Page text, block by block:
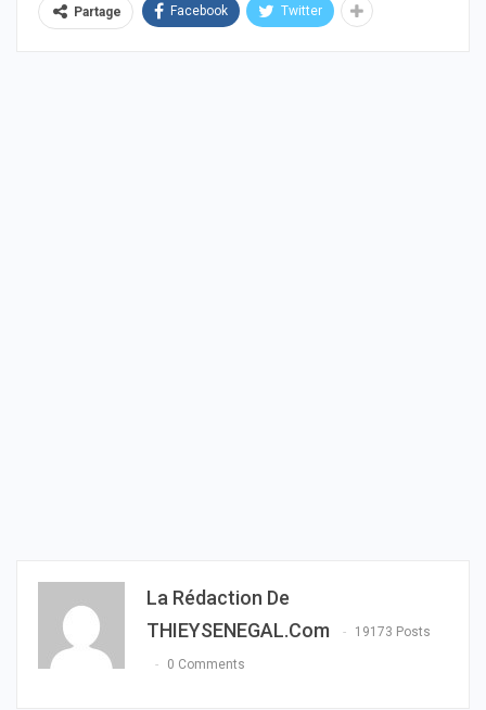
Partage Facebook Twitter
La Rédaction De
THIEYSENEGAL.com
19173 Posts
0 Comments